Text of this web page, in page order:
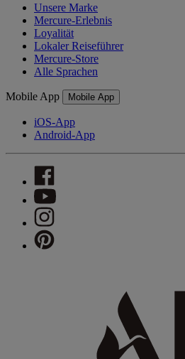
Unsere Marke
Mercure-Erlebnis
Loyalität
Lokaler Reiseführer
Mercure-Store
Alle Sprachen
Mobile App Mobile App
iOS-App
Android-App